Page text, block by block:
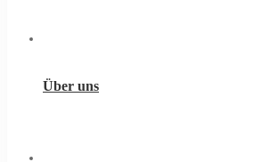
Über uns